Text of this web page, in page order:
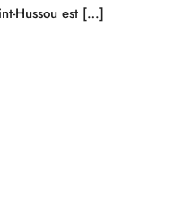
Hussou est […]